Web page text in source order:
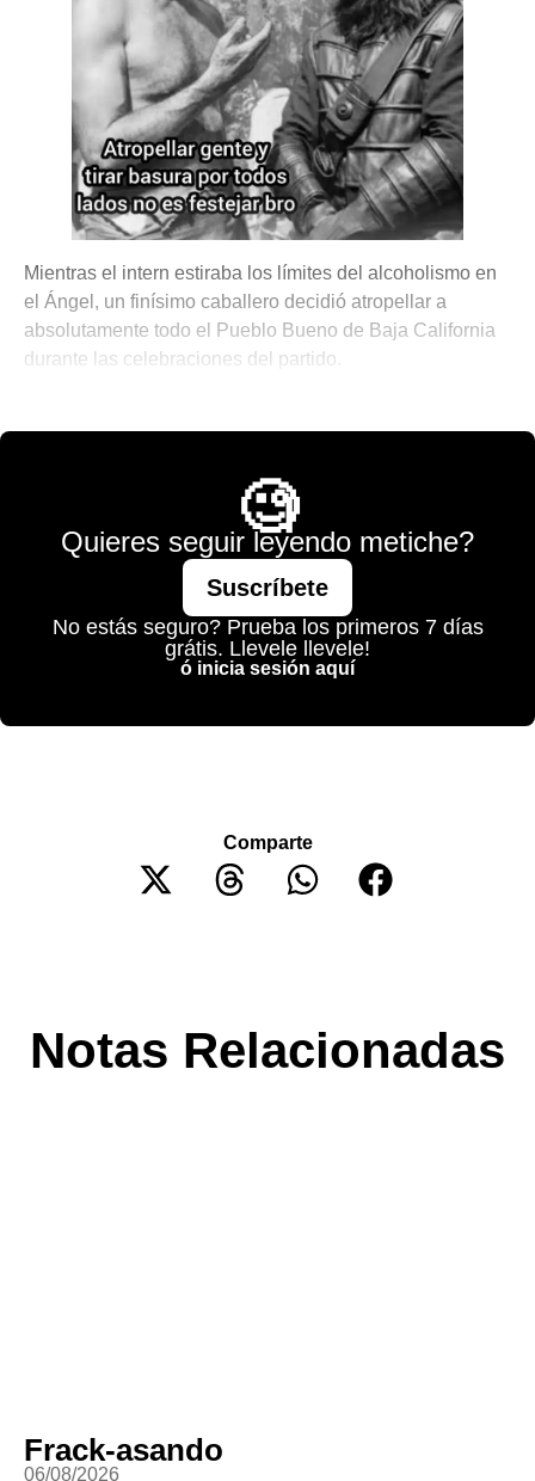
Mientras el intern estiraba los límites del alcoholismo en
el Ángel, un finísimo caballero decidió atropellar a
absolutamente todo el Pueblo Bueno de Baja California
durante las celebraciones del partido.
🧐
Quieres seguir leyendo metiche?
Suscríbete
No estás seguro? Prueba los primeros 7 días
grátis. Llevele llevele!
ó inicia sesión aquí
Comparte
Notas Relacionadas
Frack-asando
06/08/2026